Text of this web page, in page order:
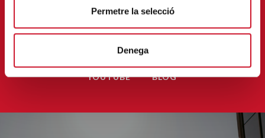
Permetre la selecció
Denega
YOUTUBE BLOG